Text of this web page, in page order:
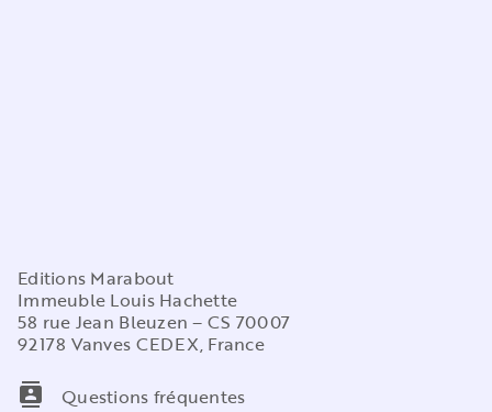
Editions Marabout
Immeuble Louis Hachette
58 rue Jean Bleuzen – CS 70007
92178 Vanves CEDEX, France
contacts
Questions fréquentes